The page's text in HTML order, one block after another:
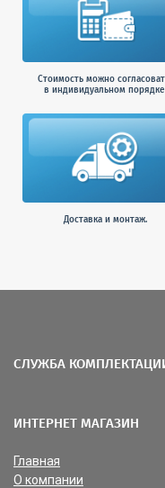
Стоимость можно
в индивидуальном
Доставка и монтаж.
СЛУЖБА
ИНТЕРНЕТ МАГАЗИН
Главная
О компании